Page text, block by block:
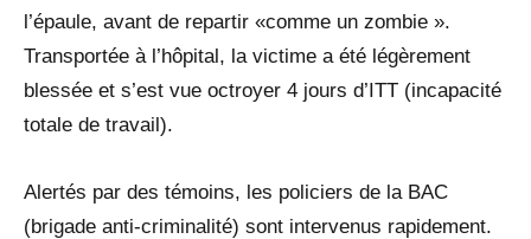
l’épaule, avant de repartir «comme un zombie ».
Transportée à l’hôpital, la victime a été légèrement
blessée et s’est vue octroyer 4 jours d’ITT (incapacité
totale de travail).
Alertés par des témoins, les policiers de la BAC
(brigade anti-criminalité) sont intervenus rapidement.